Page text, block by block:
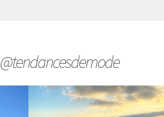
@tendancesdemode